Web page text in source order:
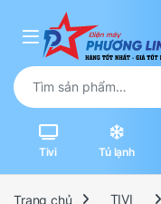
Skip to navigation
Skip to content
Tìm kiếm:
Tivi Tủ lạnh
Trang chủ TIVI